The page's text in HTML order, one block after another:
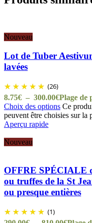
Nouveau
Lot de Tuber
lavées
(26)
8.75€ – 300.00€Plage de
Choix des options Ce
peuvent être choisies sur la
Aperçu rapide
Nouveau
OFFRE SPÉCIALE
ou truffes de la St
ou presque entières
(1)